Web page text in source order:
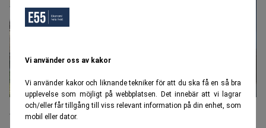
Vi använder oss av kakor
Vi använder kakor och liknande tekniker för att du ska få en så bra
upplevelse som möjligt på webbplatsen. Det innebär att vi lagrar
och/eller får tillgång till viss relevant information på din enhet, som
mobil eller dator.
Äga eller hyra bostad – vad blir billigast?